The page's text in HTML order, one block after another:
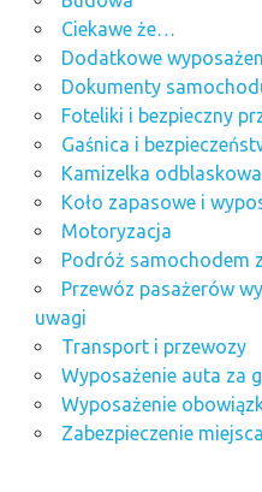
Ciekawe że…
Dodatkowe
Dokumenty
Foteliki i bezpieczny
Gaśnica i
Kamizelka
Koło zapasowe i
Motoryzacja
Podróż samochodem
Przewóz pasażerów
uwagi
Transport i przewozy
Wyposażenie auta za
Wyposażenie
Zabezpieczenie